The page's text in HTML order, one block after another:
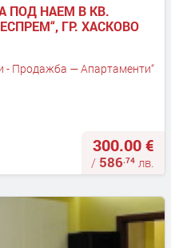
ПОД НАЕМ В КВ.
ГР. ХАСКОВО
- Продажба — Апартаменти“
300.00 €
/ 586.74 лв.